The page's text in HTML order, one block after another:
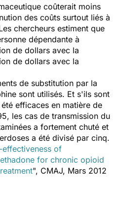
coûterait moins
des coûts surtout liés à
chercheurs estiment que
dépendante à
de dollars avec la
de dollars avec la
de substitution par la
sont utilisés. Et s'ils sont
efficaces en matière de
les cas de transmission du
a fortement chuté et
a été divisé par cinq.
effectiveness of
for chronic opioid
", CMAJ, Mars 2012